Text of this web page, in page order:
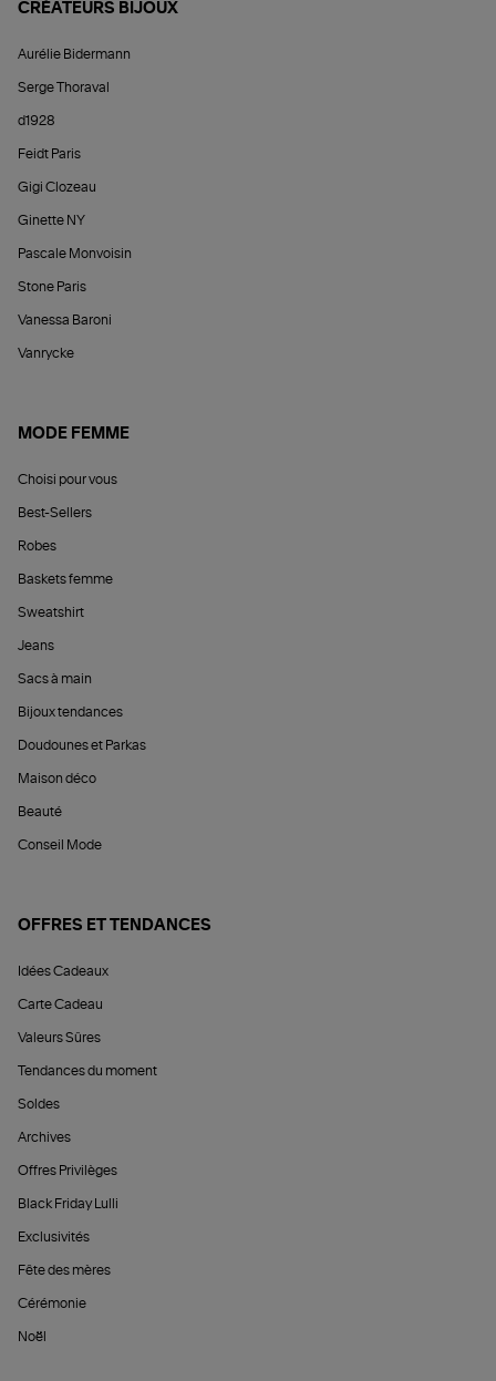
CRÉATEURS BIJOUX
Aurélie Bidermann
Serge Thoraval
d1928
Feidt Paris
Gigi Clozeau
Ginette NY
Pascale Monvoisin
Stone Paris
Vanessa Baroni
Vanrycke
MODE FEMME
Choisi pour vous
Best-Sellers
Robes
Baskets femme
Sweatshirt
Jeans
Sacs à main
Bijoux tendances
Doudounes et Parkas
Maison déco
Beauté
Conseil Mode
OFFRES ET TENDANCES
Idées Cadeaux
Carte Cadeau
Valeurs Sûres
Tendances du moment
Soldes
Archives
Offres Privilèges
Black Friday Lulli
Exclusivités
Fête des mères
Cérémonie
Noël